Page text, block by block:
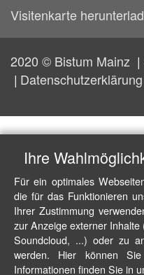
Visitenkarte
2020 © Bistum Mainz
Datenschutzerklärung
Ihre
Für ein optimales
die für das Funktionieren
Ihrer Zustimmung
zur Anzeige externer
Soundcloud, ...) oder zu
werden. Hier können
Informationen finden Sie in